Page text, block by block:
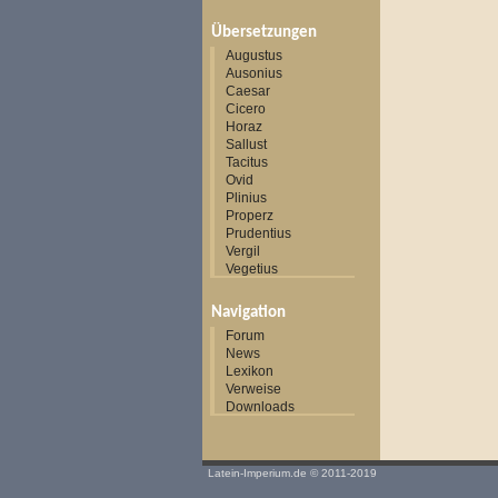
Übersetzungen
Augustus
Ausonius
Caesar
Cicero
Horaz
Sallust
Tacitus
Ovid
Plinius
Properz
Prudentius
Vergil
Vegetius
Navigation
Forum
News
Lexikon
Verweise
Downloads
Latein-Imperium.de © 2011-2019